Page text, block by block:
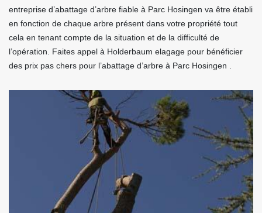
entreprise d’abattage d’arbre fiable à Parc Hosingen va être établi
en fonction de chaque arbre présent dans votre propriété tout
cela en tenant compte de la situation et de la difficulté de
l’opération. Faites appel à Holderbaum elagage pour bénéficier
des prix pas chers pour l’abattage d’arbre à Parc Hosingen .